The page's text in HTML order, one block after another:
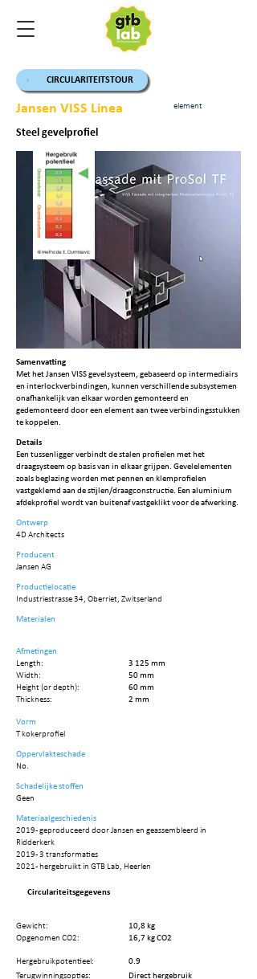
CIRCULARITEITSTOUR
Jansen VISS Linea element
Steel gevelprofiel
Samenvatting
Met het Jansen VISS gevelsysteem, gebaseerd op intermediairs
en interlockverbindingen, kunnen verschillende subsystemen
onafhankelijk van elkaar worden gemonteerd en
gedemonteerd door een element aan twee verbindingsstukken
te koppelen.
Details
Een tussenligger verbindt de stalen profielen met het
draagsysteem op basis van in elkaar grijpen. Gevelelementen
zoals beglazing worden met pennen en klemprofielen
vastgeklemd aan de stijlen/draagconstructie. Een aluminium
afdekprofiel wordt van buitenaf vastgeklikt voor de afwerking.
Ontwerp
4D Architects
Producent
Jansen AG
Productielocatie
Industriestrasse 34, Oberriet, Zwitserland
Materialen
Afmetingen
Length:
3 125 mm
Width:
50 mm
Height (or depth):
60 mm
Thickness:
2 mm
Vorm
T kokerprofiel
Oppervlakteschade
No.
Schadelijke stoffen
Geen
Materiaalgeschiedenis
2019 - geproduceerd door Jansen en geassembleerd in
Ridderkerk
2019 - 3 transformaties
2021 - hergebruikt in GTB Lab, Heerlen
Circulariteitsgegevens
Gewicht:
10,8 kg
Opgenomen CO2:
16,7 kg CO2
Hergebruikpotentieel:
0.9
Terugwinningsopties:
Direct hergebruik